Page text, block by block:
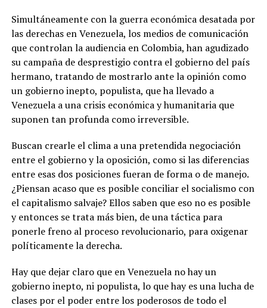
Simultáneamente con la guerra económica desatada por
las derechas en Venezuela, los medios de comunicación
que controlan la audiencia en Colombia, han agudizado
su campaña de desprestigio contra el gobierno del país
hermano, tratando de mostrarlo ante la opinión como
un gobierno inepto, populista, que ha llevado a
Venezuela a una crisis económica y humanitaria que
suponen tan profunda como irreversible.
Buscan crearle el clima a una pretendida negociación
entre el gobierno y la oposición, como si las diferencias
entre esas dos posiciones fueran de forma o de manejo.
¿Piensan acaso que es posible conciliar el socialismo con
el capitalismo salvaje? Ellos saben que eso no es posible
y entonces se trata más bien, de una táctica para
ponerle freno al proceso revolucionario, para oxigenar
políticamente la derecha.
Hay que dejar claro que en Venezuela no hay un
gobierno inepto, ni populista, lo que hay es una lucha de
clases por el poder entre los poderosos de todo el